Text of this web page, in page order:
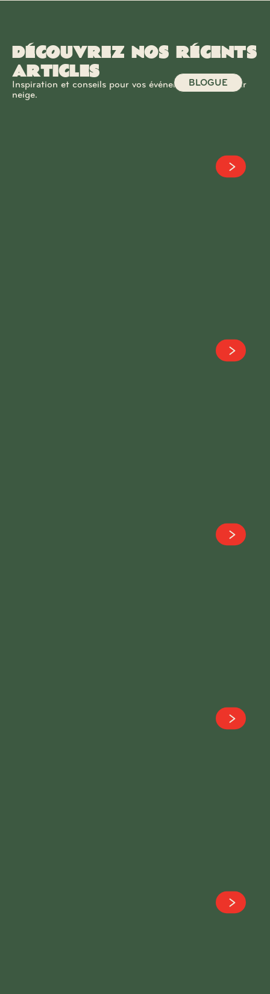
Découvrez nos récents
articles
Inspiration et conseils pour vos événements de tire sur
neige.
BLOGUE